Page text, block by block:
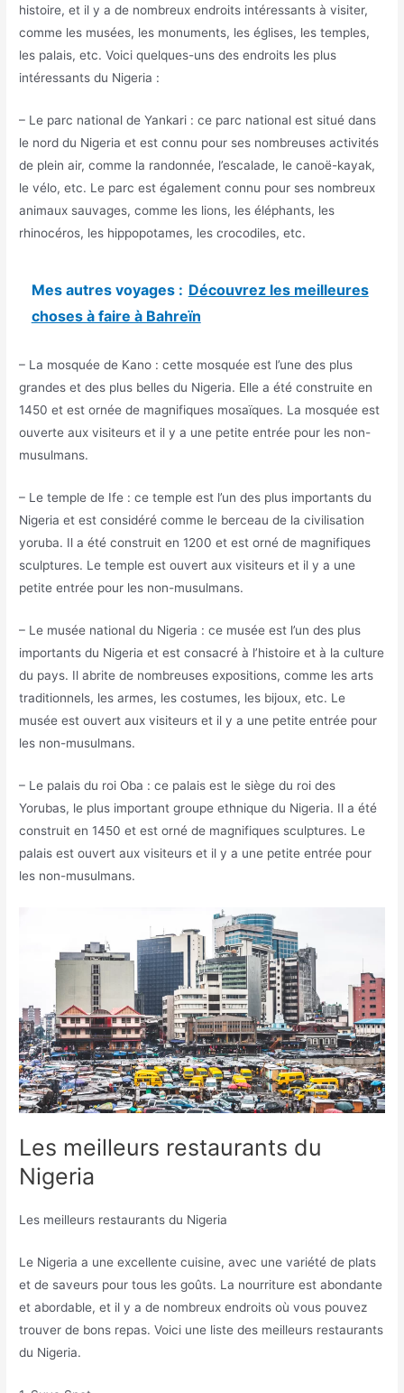
histoire, et il y a de nombreux endroits intéressants à visiter,
comme les musées, les monuments, les églises, les temples,
les palais, etc. Voici quelques-uns des endroits les plus
intéressants du Nigeria :
– Le parc national de Yankari : ce parc national est situé dans
le nord du Nigeria et est connu pour ses nombreuses activités
de plein air, comme la randonnée, l’escalade, le canoë-kayak,
le vélo, etc. Le parc est également connu pour ses nombreux
animaux sauvages, comme les lions, les éléphants, les
rhinocéros, les hippopotames, les crocodiles, etc.
Mes autres voyages : Découvrez les meilleures
choses à faire à Bahreïn
– La mosquée de Kano : cette mosquée est l’une des plus
grandes et des plus belles du Nigeria. Elle a été construite en
1450 et est ornée de magnifiques mosaïques. La mosquée est
ouverte aux visiteurs et il y a une petite entrée pour les non-
musulmans.
– Le temple de Ife : ce temple est l’un des plus importants du
Nigeria et est considéré comme le berceau de la civilisation
yoruba. Il a été construit en 1200 et est orné de magnifiques
sculptures. Le temple est ouvert aux visiteurs et il y a une
petite entrée pour les non-musulmans.
– Le musée national du Nigeria : ce musée est l’un des plus
importants du Nigeria et est consacré à l’histoire et à la culture
du pays. Il abrite de nombreuses expositions, comme les arts
traditionnels, les armes, les costumes, les bijoux, etc. Le
musée est ouvert aux visiteurs et il y a une petite entrée pour
les non-musulmans.
– Le palais du roi Oba : ce palais est le siège du roi des
Yorubas, le plus important groupe ethnique du Nigeria. Il a été
construit en 1450 et est orné de magnifiques sculptures. Le
palais est ouvert aux visiteurs et il y a une petite entrée pour
les non-musulmans.
Les meilleurs restaurants du
Nigeria
Les meilleurs restaurants du Nigeria
Le Nigeria a une excellente cuisine, avec une variété de plats
et de saveurs pour tous les goûts. La nourriture est abondante
et abordable, et il y a de nombreux endroits où vous pouvez
trouver de bons repas. Voici une liste des meilleurs restaurants
du Nigeria.